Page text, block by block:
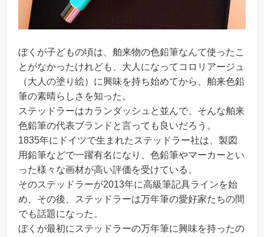
ぼくが子どもの頃は、舶来物の色鉛筆なんて使ったこ
とがなかったけれども、大人になってコロリアージュ
（大人の塗り絵）に興味を持ち始めてから、舶来色鉛
筆の素晴らしさを知った。
ステッドラーはカランダッシュと並んで、そんな舶来
色鉛筆の代表ブランドと言っても良いだろう。
1835年にドイツで生まれたステッドラー社は、製図
用鉛筆などで一躍有名になり、色鉛筆やマーカーとい
った様々な画材が高い評価を受けている。
そのステッドラーが2013年に高級筆記具ラインを始
め、その後、ステッドラーは万年筆の愛好家たちの間
でも話題になった。
ぼくが最初にステッドラーの万年筆に興味を持ったの